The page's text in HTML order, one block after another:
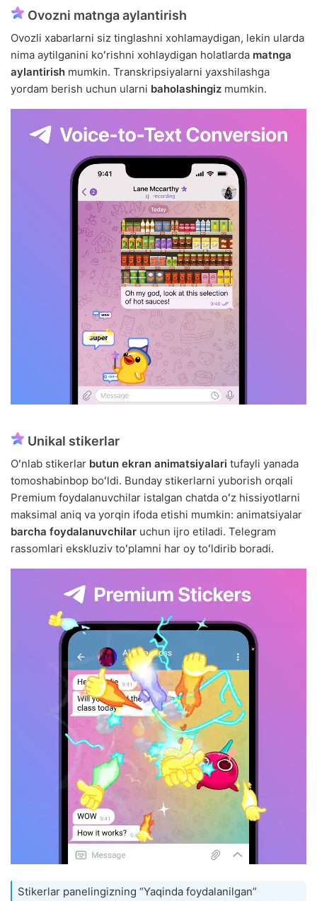
Ovozni matnga aylantirish
Ovozli xabarlarni siz tinglashni xohlamaydigan, lekin ularda
nima aytilganini koʻrishni xohlaydigan holatlarda matnga
aylantirish mumkin. Transkripsiyalarni yaxshilashga
yordam berish uchun ularni baholashingiz mumkin.
Unikal stikerlar
Oʻnlab stikerlar butun ekran animatsiyalari tufayli yanada
tomoshabinbop boʻldi. Bunday stikerlarni yuborish orqali
Premium foydalanuvchilar istalgan chatda oʻz hissiyotlarni
maksimal aniq va yorqin ifoda etishi mumkin: animatsiyalar
barcha foydalanuvchilar uchun ijro etiladi. Telegram
rassomlari ekskluziv toʻplamni har oy toʻldirib boradi.
Stikerlar panelingizning “Yaqinda foydalanilgan”